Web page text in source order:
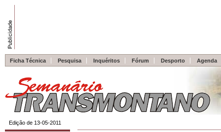
Ficha Técnica Pesquisa Inquéritos Fórum Desporto Agenda
Edição de 13-05-2011